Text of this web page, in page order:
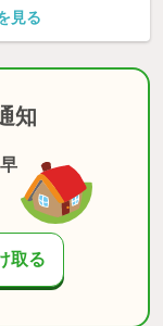
見る
知
取る